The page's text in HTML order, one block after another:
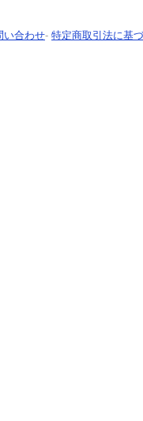
い合わせ- 特定商取引法に基